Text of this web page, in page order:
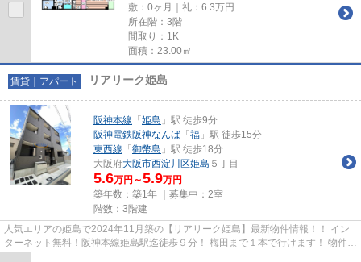
敷：0ヶ月｜礼：6.3万円
所在階：3階
間取り：1K
面積：23.00㎡
賃貸｜アパート リアリーク姫島
阪神本線 「 姫島 」駅 徒歩9分
阪神電鉄阪神なんば 「 福 」駅 徒歩15分
東西線 「 御幣島 」駅 徒歩18分
大阪府大阪市西淀川区姫島 ５丁目
5.6万円～5.9万円
築年数：築1年 ｜募集中： 2室
階数：3階建
人気エリアの姫島で2024年11月築の【リアリーク姫島】最新物件情報！！ イン
ターネット無料！阪神本線姫島駅迄徒歩９分！ 梅田まで１本で行けます！ 物件の